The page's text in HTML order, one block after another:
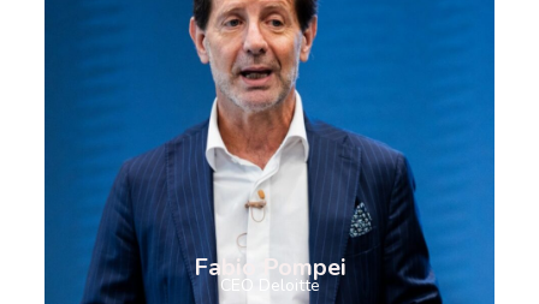
Fabio Pompei
CEO Deloitte